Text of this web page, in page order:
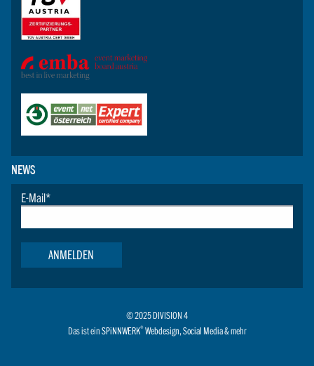
NEWS
E-Mail*
ANMELDEN
© 2025 DIVISION 4
Das ist einSPiNNWERK® Webdesign,Social Media& mehr